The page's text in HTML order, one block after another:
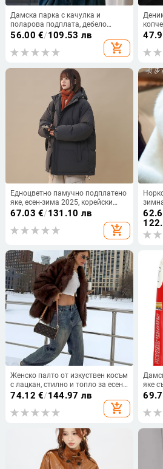
Дамска парка с качулка и
поларова подплата, дебело
памучно късо яке за зима 2025 –
56.00 €/109.53 лв
add_shopping_cart
Едноцветно памучно подплатено
яке, есен-зима 2025, корейски
стил, свободен силует, унисекс
67.03 €/131.10 лв
add_shopping_cart
кожа,
бяла
Женско палто от изкуствен косъм
с лацкан, стилно и топло за есен-
зима
74.12 €/144.97 лв
add_shopping_cart
яке